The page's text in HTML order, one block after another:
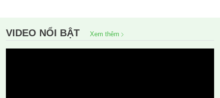
VIDEO NỔI BẬT Xem thêm